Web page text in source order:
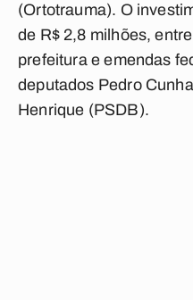
(Ortotrauma). O
de R$ 2,8 milhões,
prefeitura e emendas
deputados Pedro
Henrique (PSDB).